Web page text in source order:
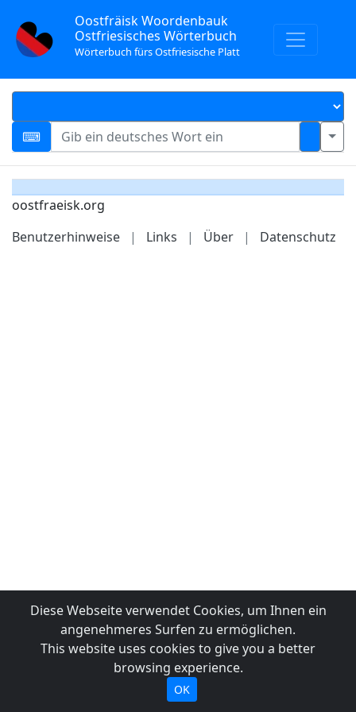
Oostfräisk Woordenbauk
Ostfriesisches Wörterbuch
Wörterbuch fürs Ostfriesische Platt
oostfraeisk.org
Benutzerhinweise
| Links | Über | Datenschutz
Diese Webseite verwendet Cookies, um Ihnen ein
angenehmeres Surfen zu ermöglichen.
This website uses cookies to give you a better
browsing experience.
OK